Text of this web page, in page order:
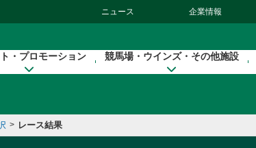
ニュース 企業情報
・プロモーション 競馬場・ウインズ・その他施設
> レース結果